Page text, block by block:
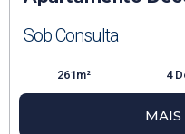
Sob Consulta
261m² 4
MAIS